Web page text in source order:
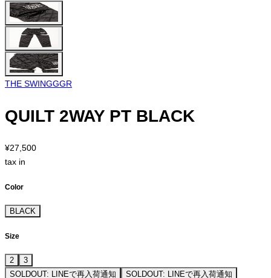
THE SWINGGGR
QUILT 2WAY PT BLACK
¥27,500
tax in
Color
BLACK
Size
2
3
SOLDOUT: LINEで再入荷通知
SOLDOUT: LINEで再入荷通知